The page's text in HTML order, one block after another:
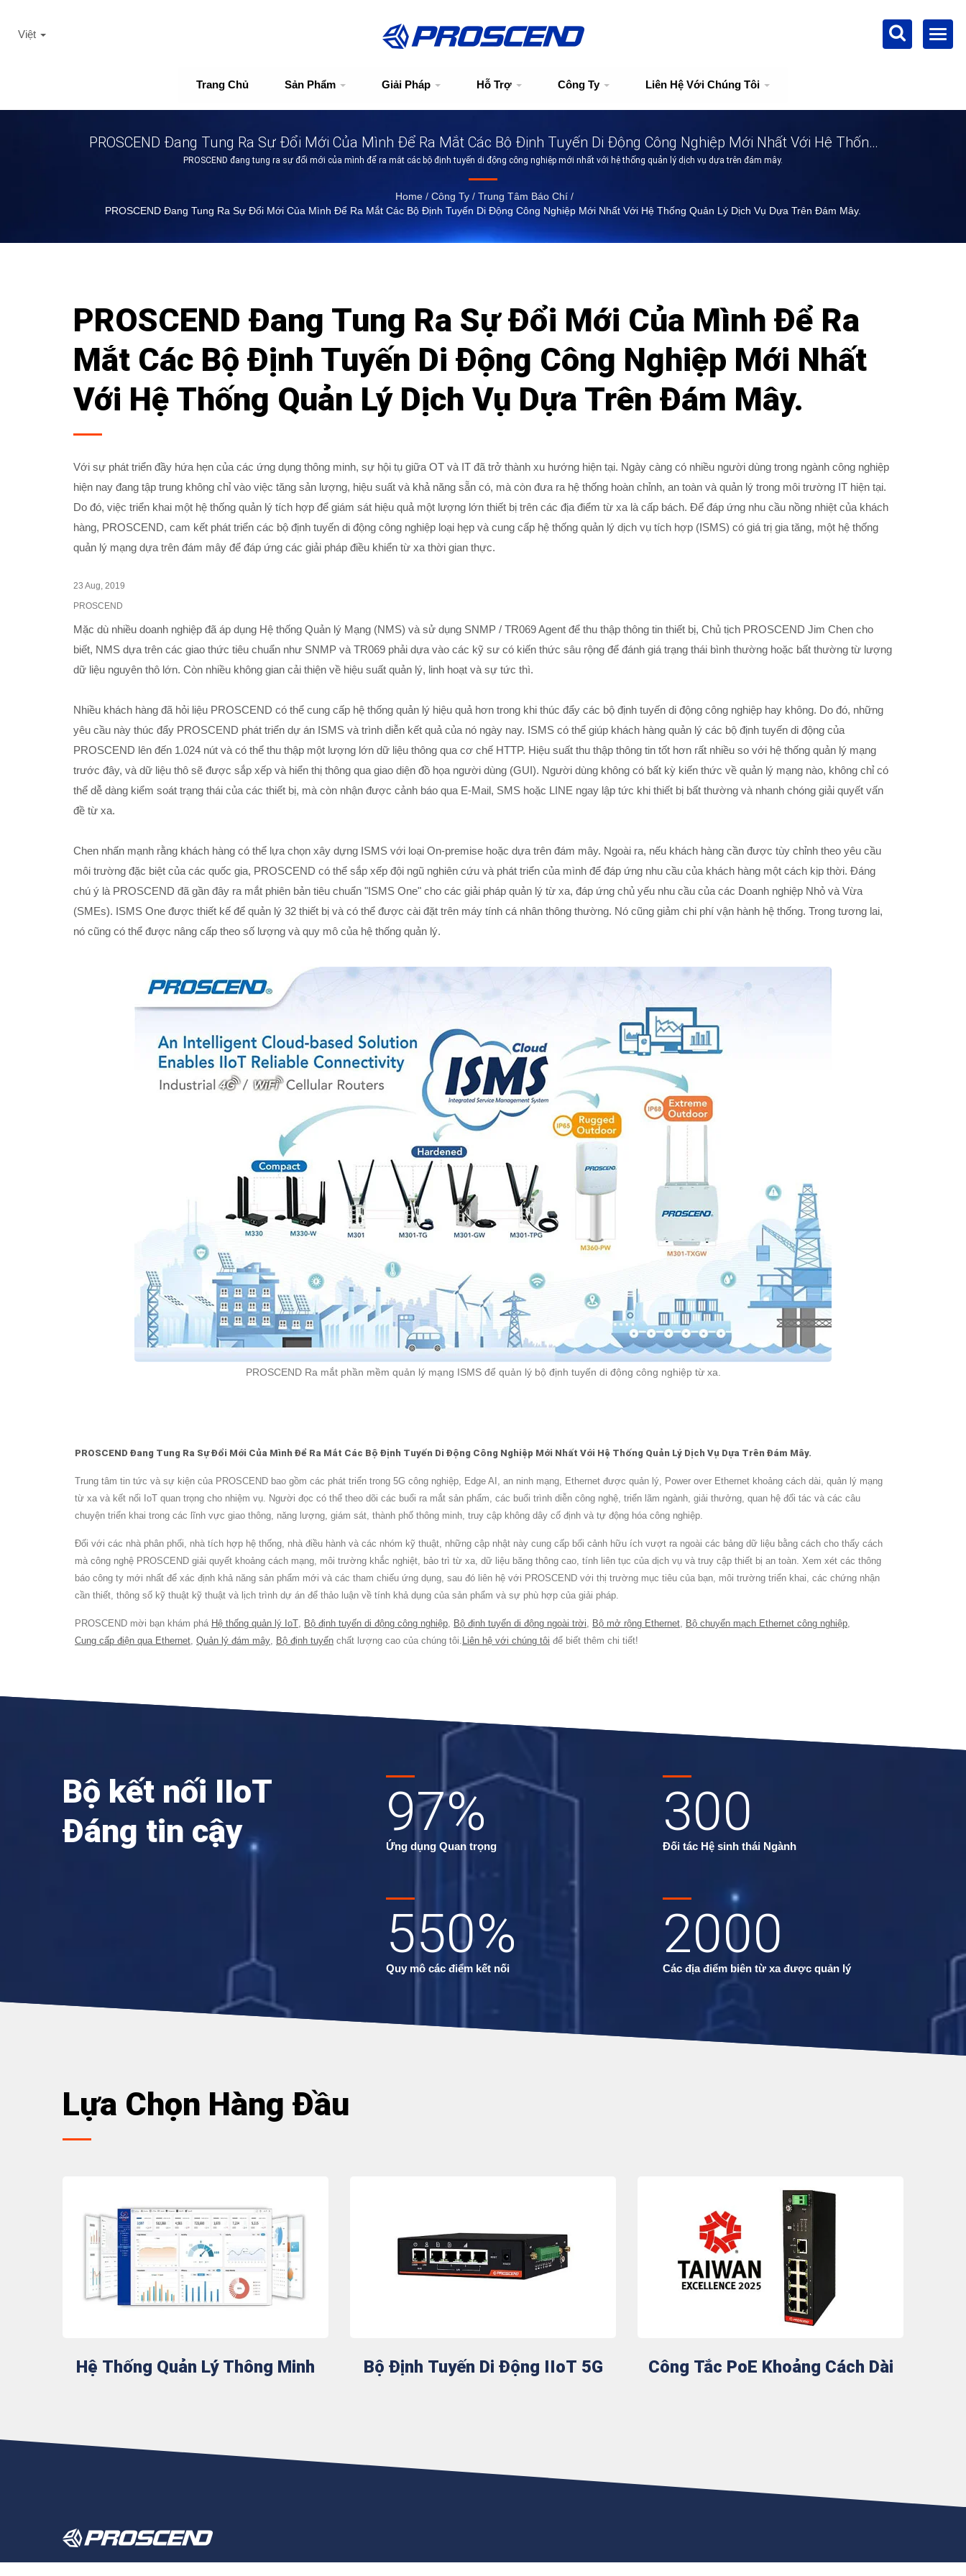
Trang Chủ Sản Phẩm Giải Pháp Hỗ Trợ Công Ty Liên Hệ Với Chúng Tôi
Việt
PROSCEND Đang Tung Ra Sự Đổi Mới Của Mình Để Ra Mắt Các Bộ Định Tuyến Di Động Công Nghiệp Mới Nhất Với Hệ Thống
Quản Lý Dịch Vụ Dựa Trên Đám Mây.
PROSCEND đang tung ra sự đổi mới của mình để ra mắt các bộ định tuyến di động công nghiệp mới nhất với hệ thống quản lý dịch vụ dựa trên đám mây.
Home / Công Ty / Trung Tâm Báo Chí /
PROSCEND Đang Tung Ra Sự Đổi Mới Của Mình Để Ra Mắt Các Bộ Định Tuyến Di Động Công Nghiệp Mới Nhất Với Hệ Thống Quản Lý Dịch Vụ Dựa Trên Đám Mây.
PROSCEND Đang Tung Ra Sự Đổi Mới Của Mình Để Ra
Mắt Các Bộ Định Tuyến Di Động Công Nghiệp Mới Nhất
Với Hệ Thống Quản Lý Dịch Vụ Dựa Trên Đám Mây.
Với sự phát triển đầy hứa hẹn của các ứng dụng thông minh, sự hội tụ giữa OT và IT đã trở thành xu hướng hiện tại. Ngày càng có nhiều người dùng trong ngành công nghiệp
hiện nay đang tập trung không chỉ vào việc tăng sản lượng, hiệu suất và khả năng sẵn có, mà còn đưa ra hệ thống hoàn chỉnh, an toàn và quản lý trong môi trường IT hiện tại.
Do đó, việc triển khai một hệ thống quản lý tích hợp để giám sát hiệu quả một lượng lớn thiết bị trên các địa điểm từ xa là cấp bách. Để đáp ứng nhu cầu nồng nhiệt của khách
hàng, PROSCEND, cam kết phát triển các bộ định tuyến di động công nghiệp loại hẹp và cung cấp hệ thống quản lý dịch vụ tích hợp (ISMS) có giá trị gia tăng, một hệ thống
quản lý mạng dựa trên đám mây để đáp ứng các giải pháp điều khiển từ xa thời gian thực.
23 Aug, 2019
PROSCEND
Mặc dù nhiều doanh nghiệp đã áp dụng Hệ thống Quản lý Mạng (NMS) và sử dụng SNMP / TR069 Agent để thu thập thông tin thiết bị, Chủ tịch PROSCEND Jim Chen cho
biết, NMS dựa trên các giao thức tiêu chuẩn như SNMP và TR069 phải dựa vào các kỹ sư có kiến thức sâu rộng để đánh giá trạng thái bình thường hoặc bất thường từ lượng
dữ liệu nguyên thô lớn. Còn nhiều không gian cải thiện về hiệu suất quản lý, linh hoạt và sự tức thì.
Nhiều khách hàng đã hỏi liệu PROSCEND có thể cung cấp hệ thống quản lý hiệu quả hơn trong khi thúc đẩy các bộ định tuyến di động công nghiệp hay không. Do đó, những
yêu cầu này thúc đẩy PROSCEND phát triển dự án ISMS và trình diễn kết quả của nó ngày nay. ISMS có thể giúp khách hàng quản lý các bộ định tuyến di động của
PROSCEND lên đến 1.024 nút và có thể thu thập một lượng lớn dữ liệu thông qua cơ chế HTTP. Hiệu suất thu thập thông tin tốt hơn rất nhiều so với hệ thống quản lý mạng
trước đây, và dữ liệu thô sẽ được sắp xếp và hiển thị thông qua giao diện đồ họa người dùng (GUI). Người dùng không có bất kỳ kiến thức về quản lý mạng nào, không chỉ có
thể dễ dàng kiểm soát trạng thái của các thiết bị, mà còn nhận được cảnh báo qua E-Mail, SMS hoặc LINE ngay lập tức khi thiết bị bất thường và nhanh chóng giải quyết vấn
đề từ xa.
Chen nhấn mạnh rằng khách hàng có thể lựa chọn xây dựng ISMS với loại On-premise hoặc dựa trên đám mây. Ngoài ra, nếu khách hàng cần được tùy chỉnh theo yêu cầu
môi trường đặc biệt của các quốc gia, PROSCEND có thể sắp xếp đội ngũ nghiên cứu và phát triển của mình để đáp ứng nhu cầu của khách hàng một cách kịp thời. Đáng
chú ý là PROSCEND đã gần đây ra mắt phiên bản tiêu chuẩn "ISMS One" cho các giải pháp quản lý từ xa, đáp ứng chủ yếu nhu cầu của các Doanh nghiệp Nhỏ và Vừa
(SMEs). ISMS One được thiết kế để quản lý 32 thiết bị và có thể được cài đặt trên máy tính cá nhân thông thường. Nó cũng giảm chi phí vận hành hệ thống. Trong tương lai,
nó cũng có thể được nâng cấp theo số lượng và quy mô của hệ thống quản lý.
PROSCEND Ra mắt phần mềm quản lý mạng ISMS để quản lý bộ định tuyến di động công nghiệp từ xa.
PROSCEND Đang Tung Ra Sự Đổi Mới Của Mình Để Ra Mắt Các Bộ Định Tuyến Di Động Công Nghiệp Mới Nhất Với Hệ Thống Quản Lý Dịch Vụ Dựa Trên Đám Mây.
Trung tâm tin tức và sự kiện của PROSCEND bao gồm các phát triển trong 5G công nghiệp, Edge AI, an ninh mạng, Ethernet được quản lý, Power over Ethernet khoảng cách dài, quản lý mạng
từ xa và kết nối IoT quan trọng cho nhiệm vụ. Người đọc có thể theo dõi các buổi ra mắt sản phẩm, các buổi trình diễn công nghệ, triển lãm ngành, giải thưởng, quan hệ đối tác và các câu
chuyện triển khai trong các lĩnh vực giao thông, năng lượng, giám sát, thành phố thông minh, truy cập không dây cố định và tự động hóa công nghiệp.
Đối với các nhà phân phối, nhà tích hợp hệ thống, nhà điều hành và các nhóm kỹ thuật, những cập nhật này cung cấp bối cảnh hữu ích vượt ra ngoài các bảng dữ liệu bằng cách cho thấy cách
mà công nghệ PROSCEND giải quyết khoảng cách mạng, môi trường khắc nghiệt, bảo trì từ xa, dữ liệu băng thông cao, tính liên tục của dịch vụ và truy cập thiết bị an toàn. Xem xét các thông
báo công ty mới nhất để xác định khả năng sản phẩm mới và các tham chiếu ứng dụng, sau đó liên hệ với PROSCEND với thị trường mục tiêu của bạn, môi trường triển khai, các chứng nhận
cần thiết, thông số kỹ thuật kỹ thuật và lịch trình dự án để thảo luận về tính khả dụng của sản phẩm và sự phù hợp của giải pháp.
PROSCEND mời bạn khám phá Hệ thống quản lý IoT, Bộ định tuyến di động công nghiệp, Bộ định tuyến di động ngoài trời, Bộ mở rộng Ethernet, Bộ chuyển mạch Ethernet công nghiệp,
Cung cấp điện qua Ethernet, Quản lý đám mây, Bộ định tuyến chất lượng cao của chúng tôi. Liên hệ với chúng tôi để biết thêm chi tiết!
Bộ kết nối IIoT
Đáng tin cậy
97%
Ứng dụng Quan trọng
300
Đối tác Hệ sinh thái Ngành
550%
Quy mô các điểm kết nối
2000
Các địa điểm biên từ xa được quản lý
Lựa Chọn Hàng Đầu
Hệ Thống Quản Lý Thông Minh Bộ Định Tuyến Di Động IIoT 5G Công Tắc PoE Khoảng Cách Dài